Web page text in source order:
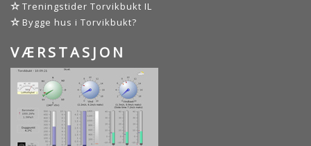
Treningstider Torvikbukt IL
Bygge hus i Torvikbukt?
VÆRSTASJON